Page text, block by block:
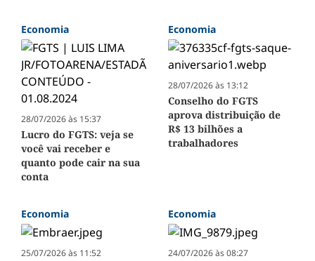
Economia
28/07/2026 às 15:37
Lucro do FGTS: veja se
você vai receber e
quanto pode cair na sua
conta
Economia
28/07/2026 às 13:12
Conselho do FGTS
aprova distribuição de
R$ 13 bilhões a
trabalhadores
Economia
25/07/2026 às 11:52
Economia
24/07/2026 às 08:27